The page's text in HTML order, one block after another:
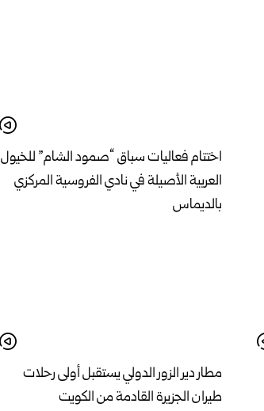
اختتام فعاليات سباق “صمود الشام” للخيول
العربية الأصيلة في نادي الفروسية المركزي
بالديماس
مطار دير الزور الدولي يستقبل أولى رحلات
طيران الجزيرة ‏القادمة من الكويت